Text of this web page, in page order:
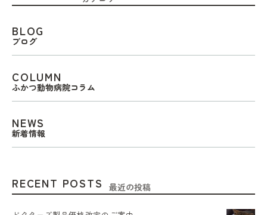
BLOG
ブログ
COLUMN
ふかつ動物病院コラム
NEWS
新着情報
RECENT POSTS 最近の投稿